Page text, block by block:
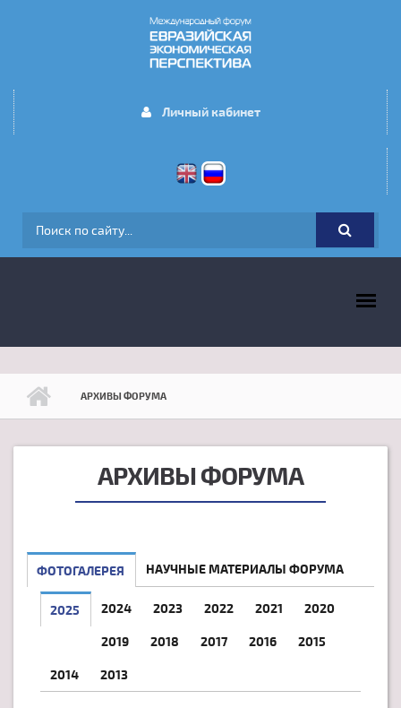
Личный кабинет
ФОРМА ПОИСКА
АРХИВЫ ФОРУМА
АРХИВЫ ФОРУМА
ФОТОГАЛЕРЕЯ НАУЧНЫЕ МАТЕРИАЛЫ ФОРУМА
2025 2024 2023 2022 2021 2020
2019 2018 2017 2016 2015
2014 2013